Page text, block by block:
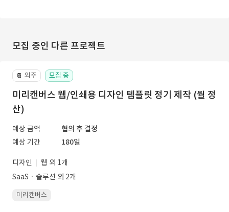
모집 중인 다른 프로젝트
📔 외주 모집 중
미리캔버스 웹/인쇄용 디자인 템플릿 정기 제작 (월 정
산)
예상 금액
협의 후 결정
예상 기간
180일
디자인
웹 외 1개
SaaSㆍ솔루션 외 2개
미리캔버스